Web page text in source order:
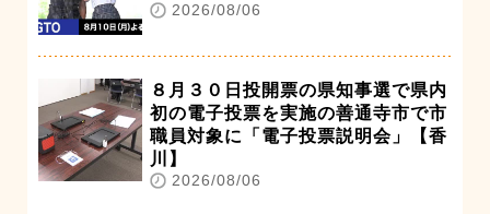
2026/08/06
８月３０日投開票の県知事選で県内
初の電子投票を実施の善通寺市で市
職員対象に「電子投票説明会」【香
川】
2026/08/06